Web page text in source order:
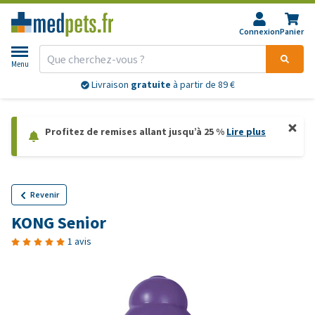
ConnexionPanier
Menu
Livraison gratuite à partir de 89 €
Profitez de remises allant jusqu’à 25 % Lire plus
Revenir
KONG Senior
1 avis